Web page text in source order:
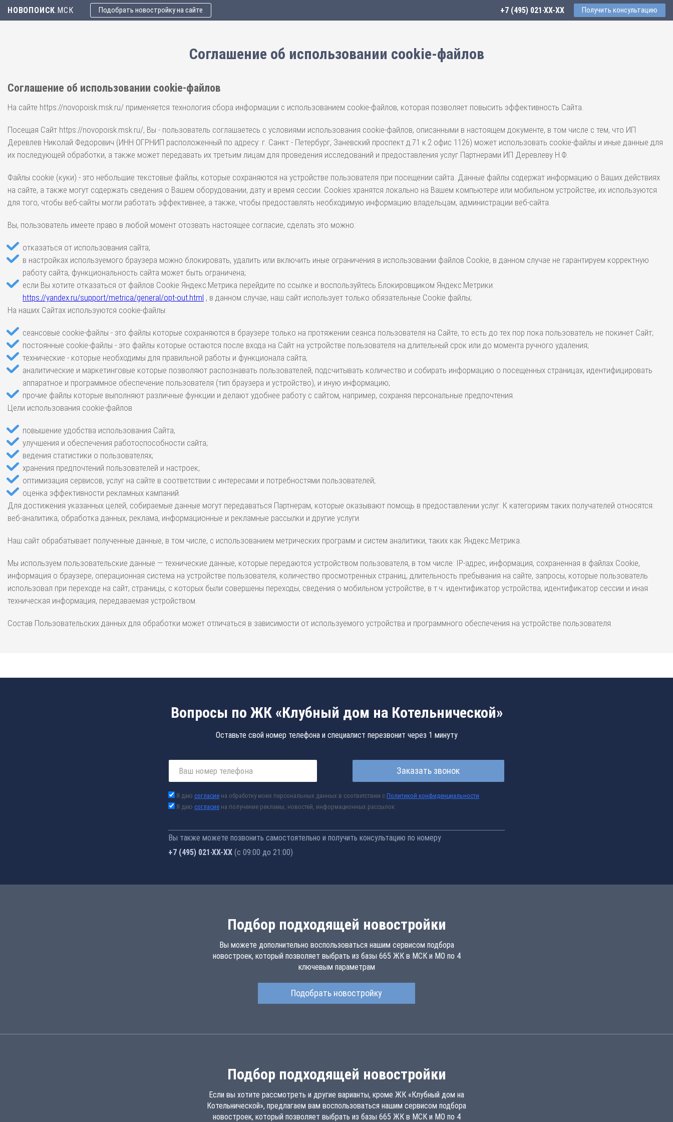
НОВОПОИСК.МСК Подобрать новостройку на сайте +7 (495) 021-41-76 Получить консультацию
Соглашение об использовании cookie-файлов
Соглашение об использовании cookie-файлов
На сайте https://novopoisk.msk.ru/ применяется технология сбора информации с использованием cookie-файлов, которая позволяет повысить эффективность Сайта.
Посещая Сайт https://novopoisk.msk.ru/, Вы - пользователь соглашаетесь с условиями использования cookie-файлов, описанными в настоящем документе, в том числе с тем, что ИП
Деревлев Николай Федорович (ИНН ОГРНИП расположенный по адресу: г. Санкт - Петербург, Заневский проспект д.71 к.2 офис 1126) может использовать cookie-файлы и иные данные для
их последующей обработки, а также может передавать их третьим лицам для проведения исследований и предоставления услуг Партнерами ИП Деревлеву Н.Ф.
Файлы cookie (куки) - это небольшие текстовые файлы, которые сохраняются на устройстве пользователя при посещении сайта. Данные файлы содержат информацию о Ваших действиях
на сайте, а также могут содержать сведения о Вашем оборудовании, дату и время сессии. Cookies хранятся локально на Вашем компьютере или мобильном устройстве, их используются
для того, чтобы веб-сайты могли работать эффективнее, а также, чтобы предоставлять необходимую информацию владельцам, администрации веб-сайта.
Вы, пользователь имеете право в любой момент отозвать настоящее согласие, сделать это можно:
отказаться от использования сайта;
в настройках используемого браузера можно блокировать, удалить или включить иные ограничения в использовании файлов Cookie, в данном случае не гарантируем корректную
работу сайта, функциональность сайта может быть ограничена;
если Вы хотите отказаться от файлов Cookie Яндекс.Метрика перейдите по ссылке и воспользуйтесь Блокировщиком Яндекс.Метрики:
https://yandex.ru/support/metrica/general/opt-out.html , в данном случае, наш сайт использует только обязательные Cookie файлы;
На наших Сайтах используются cookie-файлы:
сеансовые cookie-файлы - это файлы которые сохраняются в браузере только на протяжении сеанса пользователя на Сайте, то есть до тех пор пока пользователь не покинет Сайт;
постоянные cookie-файлы - это файлы которые остаются после входа на Сайт на устройстве пользователя на длительный срок или до момента ручного удаления;
технические - которые необходимы для правильной работы и функционала сайта;
аналитические и маркетинговые которые позволяют распознавать пользователей, подсчитывать количество и собирать информацию о посещенных страницах, идентифицировать
аппаратное и программное обеспечение пользователя (тип браузера и устройство), и иную информацию;
прочие файлы которые выполняют различные функции и делают удобнее работу с сайтом, например, сохраняя персональные предпочтения.
Цели использования cookie-файлов
повышение удобства использования Сайта;
улучшения и обеспечения работоспособности сайта;
ведения статистики о пользователях;
хранения предпочтений пользователей и настроек;
оптимизация сервисов, услуг на сайте в соответствии с интересами и потребностями пользователей;
оценка эффективности рекламных кампаний.
Для достижения указанных целей, собираемые данные могут передаваться Партнерам, которые оказывают помощь в предоставлении услуг. К категориям таких получателей относятся:
веб-аналитика, обработка данных, реклама, информационные и рекламные рассылки и другие услуги.
Наш сайт обрабатывает полученные данные, в том числе, с использованием метрических программ и систем аналитики, таких как Яндекс.Метрика.
Мы используем пользовательские данные — технические данные, которые передаются устройством пользователя, в том числе: IP-адрес, информация, сохраненная в файлах Cookie,
информация о браузере, операционная система на устройстве пользователя, количество просмотренных страниц, длительность пребывания на сайте, запросы, которые пользователь
использовал при переходе на сайт, страницы, с которых были совершены переходы, сведения о мобильном устройстве, в т.ч. идентификатор устройства, идентификатор сессии и иная
техническая информация, передаваемая устройством.
Состав Пользовательских данных для обработки может отличаться в зависимости от используемого устройства и программного обеспечения на устройстве пользователя.
Вопросы по ЖК «Клубный дом на Котельнической»
Оставьте свой номер телефона и специалист перезвонит через 1 минуту
Заказать звонок
Я даю согласие на обработку моих персональных данных в соответствии с Политикой конфиденциальности
Я даю согласие на получение рекламы, новостей, информационных рассылок
Вы также можете позвонить самостоятельно и получить консультацию по номеру
+7 (495) 021-41-76 (с 09:00 до 21:00)
Подбор подходящей новостройки
Вы можете дополнительно воспользоваться нашим сервисом подбора
новостроек, который позволяет выбрать из базы 665 ЖК в МСК и МО по 4
ключевым параметрам
Подобрать новостройку
Подбор подходящей новостройки
Если вы хотите рассмотреть и другие варианты, кроме ЖК «Клубный дом на
Котельнической», предлагаем вам воспользоваться нашим сервисом подбора
новостроек, который позволяет выбрать из базы 665 ЖК в МСК и МО по 4